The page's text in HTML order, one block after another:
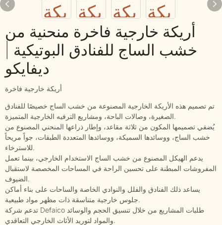
أريكة خارجية فاخرة منحنية من
خشب الساج للفنادق البوتيكية |
ديفايكو
أريكة خارجية فاخرة
تم تصميم هذه الأريكة الخارجية المصنوعة من خشب الساج خصيصًا للفنادق
الصغيرة، وصالات الباحة، ومشاريع الترفيه الخارجية المتميزة.
يُضفي تصميمها المكون من ثلاثة مقاعد، وإطار ذراعها المنحني المصنوع من
خشب الساج، ووسائدها السميكة، ووسائدها المتعددة الطبقات، جواً مريحاً
للاسترخاء.
يدعم الهيكل المصنوع من خشب الساج الاستخدام الخارجي، بينما تعمل
المفروشات المبطنة على تحسين الراحة في المساحات المخصصة لاستقبال
الضيوف.
يساعد ذلك الفنادق والفلل والنوادي الخاصة والساحات على بناء أماكن
جلوس خارجية متناسقة ذات مظهر مواد طبيعية.
تدعم شركة Defaico طلبات المشاريع من خلال تنسيق الحجم والوسائد
والمواد لتوريد الأثاث الخارجي التعاقدي.